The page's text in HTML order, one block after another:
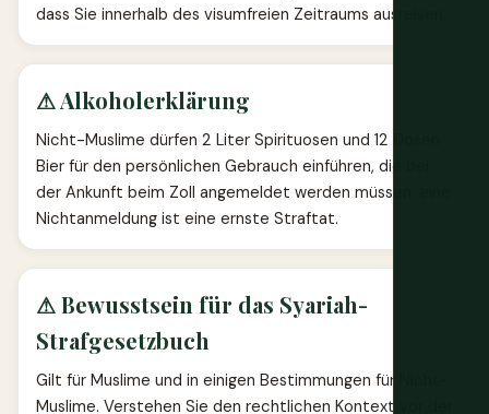
dass Sie innerhalb des visumfreien Zeitraums ausreisen.
⚠ Alkoholerklärung
Nicht-Muslime dürfen 2 Liter Spirituosen und 12 Dosen
Bier für den persönlichen Gebrauch einführen, die bei
der Ankunft beim Zoll angemeldet werden müssen; eine
Nichtanmeldung ist eine ernste Straftat.
⚠ Bewusstsein für das Syariah-
Strafgesetzbuch
Gilt für Muslime und in einigen Bestimmungen für Nicht-
Muslime. Verstehen Sie den rechtlichen Kontext vor der